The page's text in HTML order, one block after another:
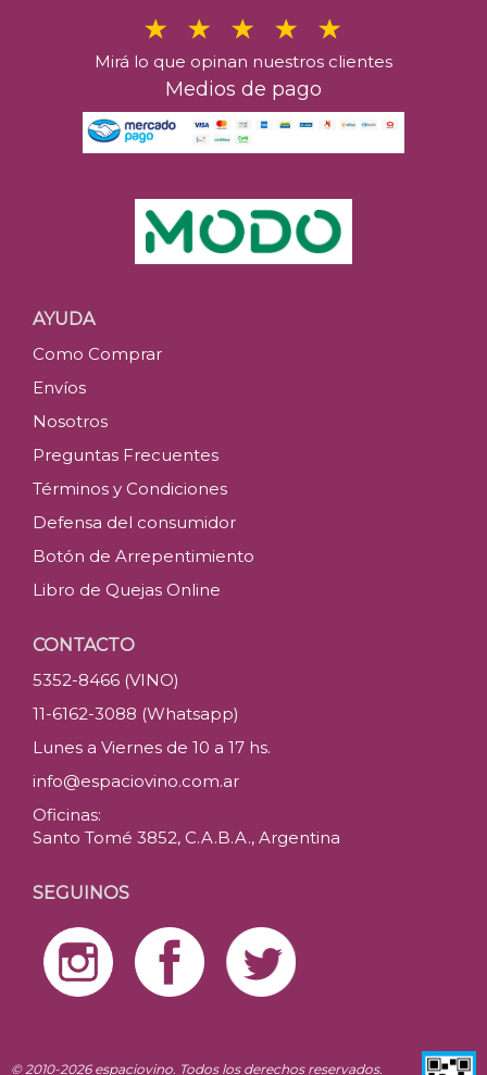
Mirá lo que opinan nuestros clientes
Medios de pago
AYUDA
Como Comprar
Envíos
Nosotros
Preguntas Frecuentes
Términos y Condiciones
Defensa del consumidor
Botón de Arrepentimiento
Libro de Quejas Online
CONTACTO
5352-8466 (VINO)
11-6162-3088 (Whatsapp)
Lunes a Viernes de 10 a 17 hs.
info@espaciovino.com.ar
Oficinas:
Santo Tomé 3852, C.A.B.A., Argentina
SEGUINOS
© 2010-2026 espaciovino. Todos los derechos reservados.